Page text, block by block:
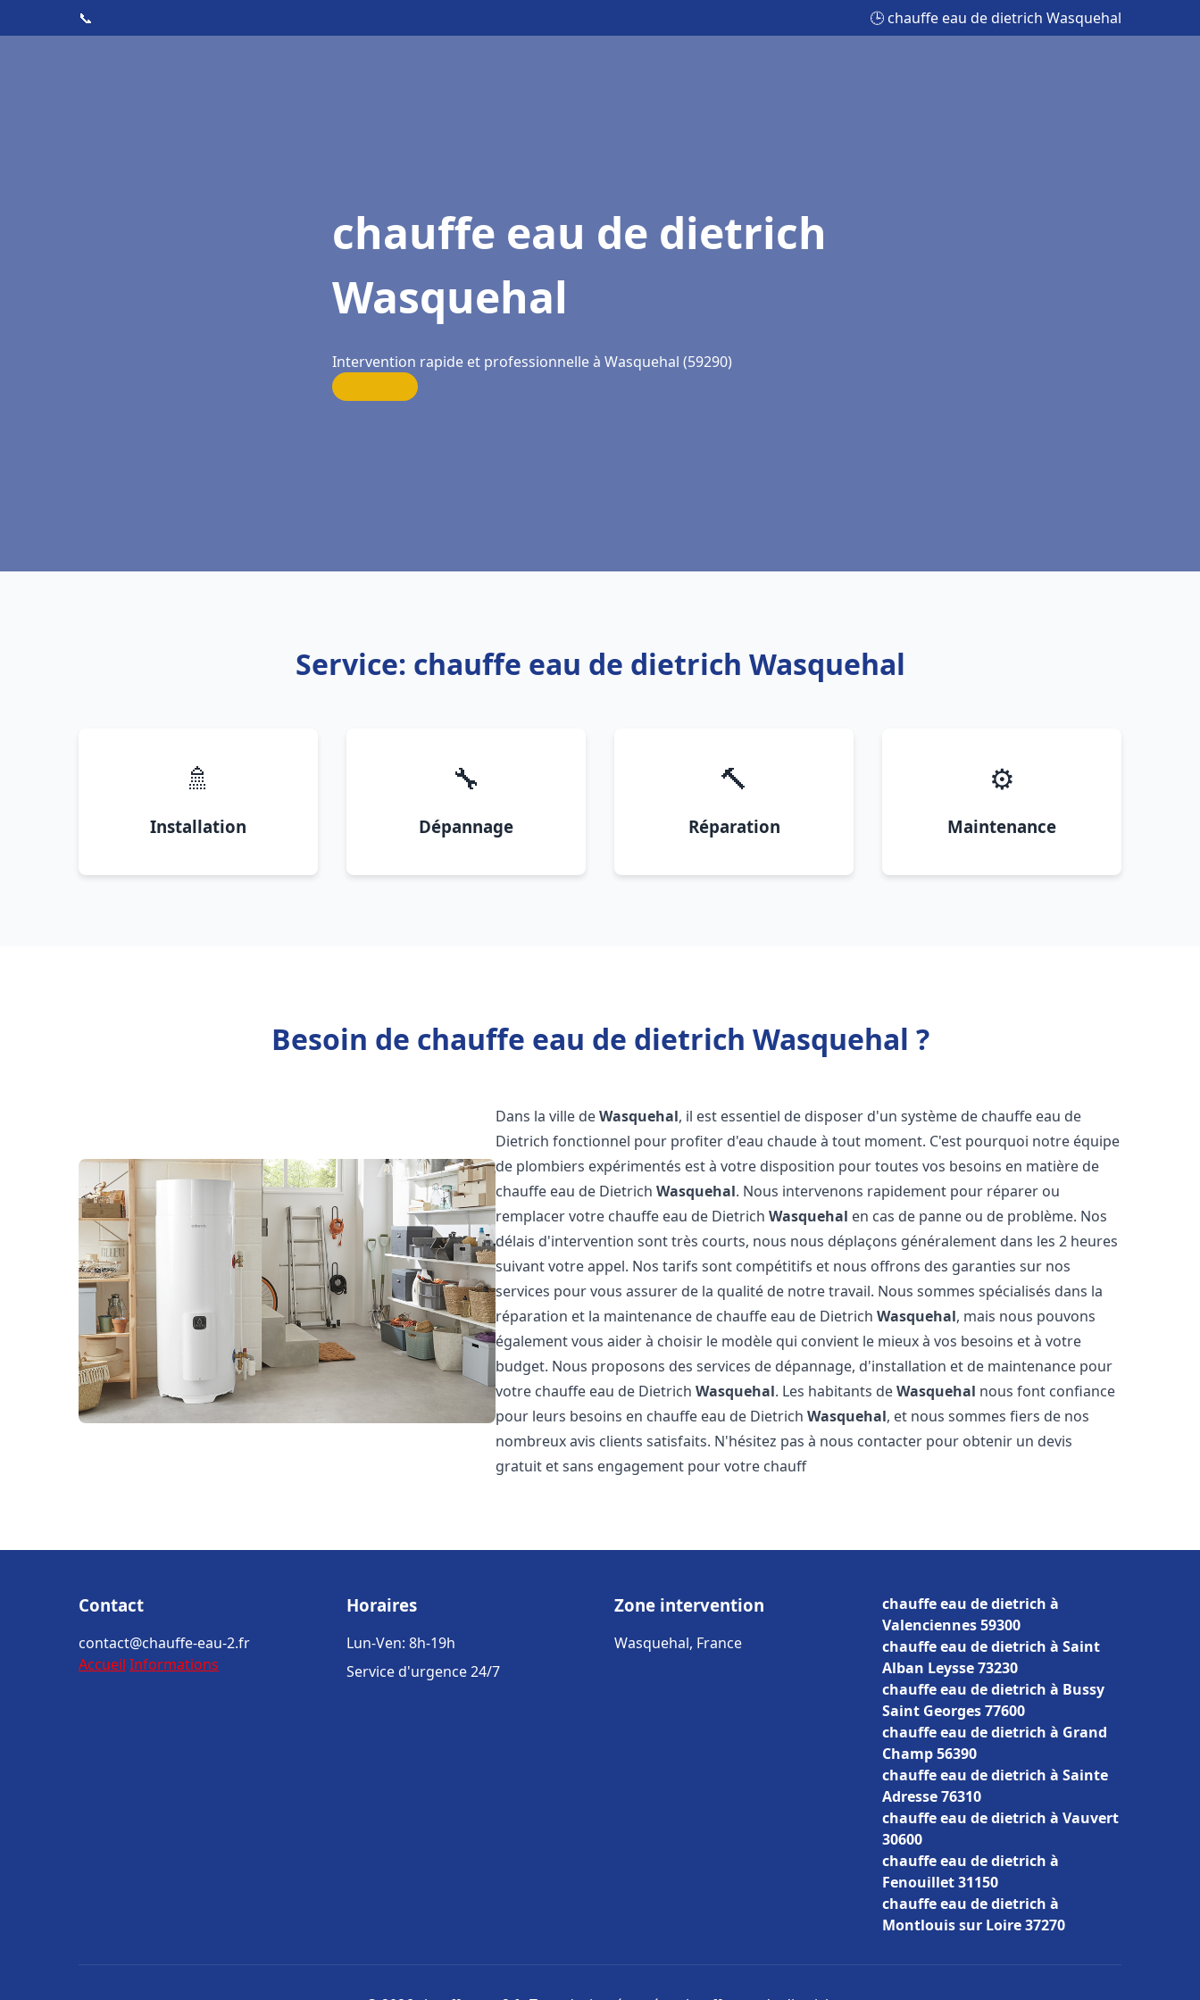
📞 🕒 chauffe eau de dietrich Wasquehal
chauffe eau de dietrich
Wasquehal
Intervention rapide et professionnelle à Wasquehal (59290)
Service: chauffe eau de dietrich Wasquehal
🚿
Installation
🔧
Dépannage
🔨
Réparation
⚙️
Maintenance
Besoin de chauffe eau de dietrich Wasquehal ?
Dans la ville deWasquehal, il est essentiel de disposer d'un système de chauffe eau de
Dietrich fonctionnel pour profiter d'eau chaude à tout moment. C'est pourquoi notre équipe
de plombiers expérimentés est à votre disposition pour toutes vos besoins en matière de
chauffe eau de DietrichWasquehal. Nous intervenons rapidement pour réparer ou
remplacer votre chauffe eau de DietrichWasquehal en cas de panne ou de problème. Nos
délais d'intervention sont très courts, nous nous déplaçons généralement dans les 2 heures
suivant votre appel. Nos tarifs sont compétitifs et nous offrons des garanties sur nos
services pour vous assurer de la qualité de notre travail. Nous sommes spécialisés dans la
réparation et la maintenance de chauffe eau de DietrichWasquehal, mais nous pouvons
également vous aider à choisir le modèle qui convient le mieux à vos besoins et à votre
budget. Nous proposons des services de dépannage, d'installation et de maintenance pour
votre chauffe eau de DietrichWasquehal. Les habitants deWasquehal nous font confiance
pour leurs besoins en chauffe eau de DietrichWasquehal, et nous sommes fiers de nos
nombreux avis clients satisfaits. N'hésitez pas à nous contacter pour obtenir un devis
gratuit et sans engagement pour votre chauff
Contact
contact@chauffe-eau-2.fr
Accueil Informations
Horaires
Lun-Ven: 8h-19h
Service d'urgence 24/7
Zone intervention
Wasquehal, France
chauffe eau de dietrich à
Valenciennes 59300
chauffe eau de dietrich à Saint
Alban Leysse 73230
chauffe eau de dietrich à Bussy
Saint Georges 77600
chauffe eau de dietrich à Grand
Champ 56390
chauffe eau de dietrich à Sainte
Adresse 76310
chauffe eau de dietrich à Vauvert
30600
chauffe eau de dietrich à
Fenouillet 31150
chauffe eau de dietrich à
Montlouis sur Loire 37270